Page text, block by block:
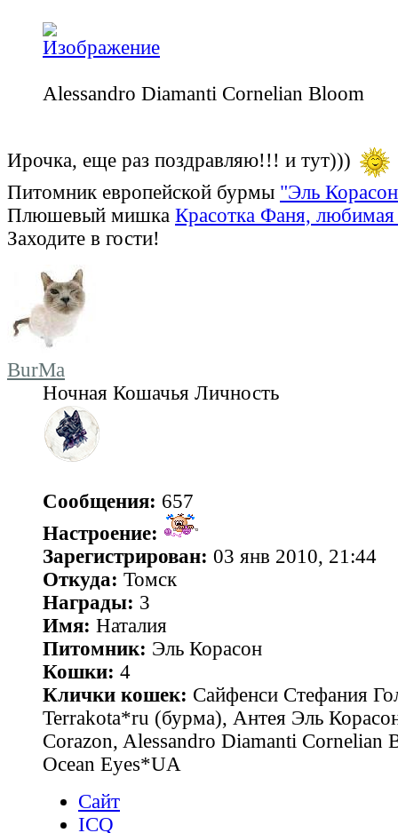
Alessandro Diamanti Cornelian Bloom
Ирочка, еще раз поздравляю!!! и тут)))
Питомник европейской бурмы "Эль
Плюшевый мишка Красотка Фаня, любимая
Заходите в гости!
BurMa
Ночная Кошачья Личность
Сообщения: 657
Настроение:
Зарегистрирован: 03 янв 2010, 21:44
Откуда: Томск
Награды: 3
Имя: Наталия
Питомник: Эль Корасон
Кошки: 4
Клички кошек: Сайфенси Стефания
Terrakota*ru (бурма), Антея Эль
Corazon, Alessandro Diamanti Cornelian
Ocean Eyes*UA
Сайт
ICQ